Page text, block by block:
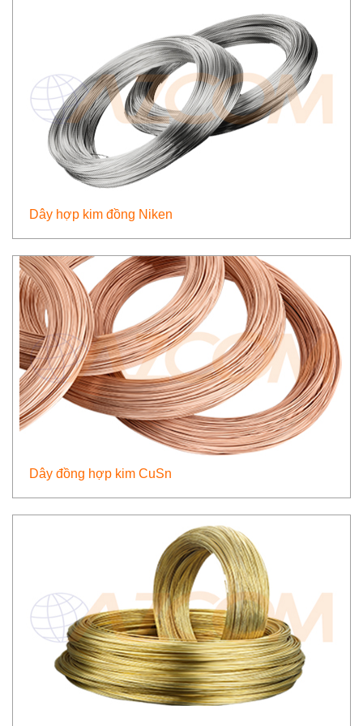
Dây hợp kim đồng Niken
Dây đồng hợp kim CuSn